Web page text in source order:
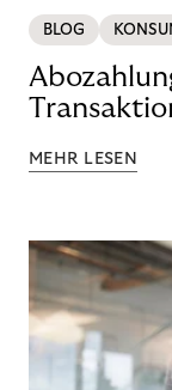
BLOG
MEHR LESEN